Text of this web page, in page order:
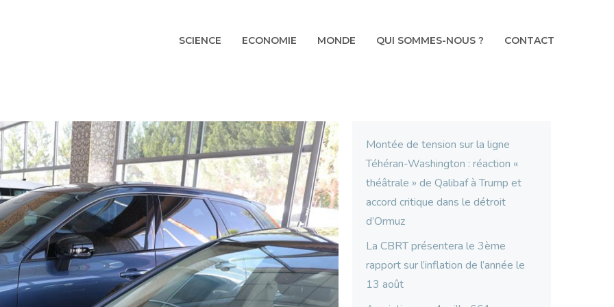
SCIENCE ECONOMIE MONDE QUI SOMMES-NOUS ? CONTACT
Montée de tension sur la ligne
Téhéran-Washington : réaction «
théâtrale » de Qalibaf à Trump et
accord critique dans le détroit
d’Ormuz
La CBRT présentera le 3ème
rapport sur l’inflation de l’année le
13 août